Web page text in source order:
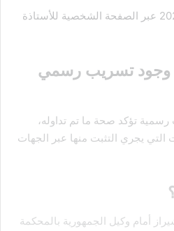
تم نشر الفيديو يوم 3 جوان 2026 عبر الصفحة الشخصية للأستاذة
تسريب رسمي
تؤكد صحة ما تم تداوله،
التي يجري التثبت منها عبر الجهات
أمام وكيل الجمهورية بالمحكمة